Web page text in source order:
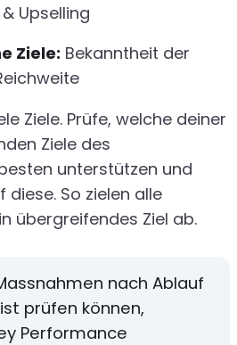
Upselling
Ziele: Bekanntheit der
Ziele. Prüfe, welche deiner
Ziele des
unterstützen und
So zielen alle
übergreifendes Ziel ab.
nach Ablauf
prüfen können,
Performance